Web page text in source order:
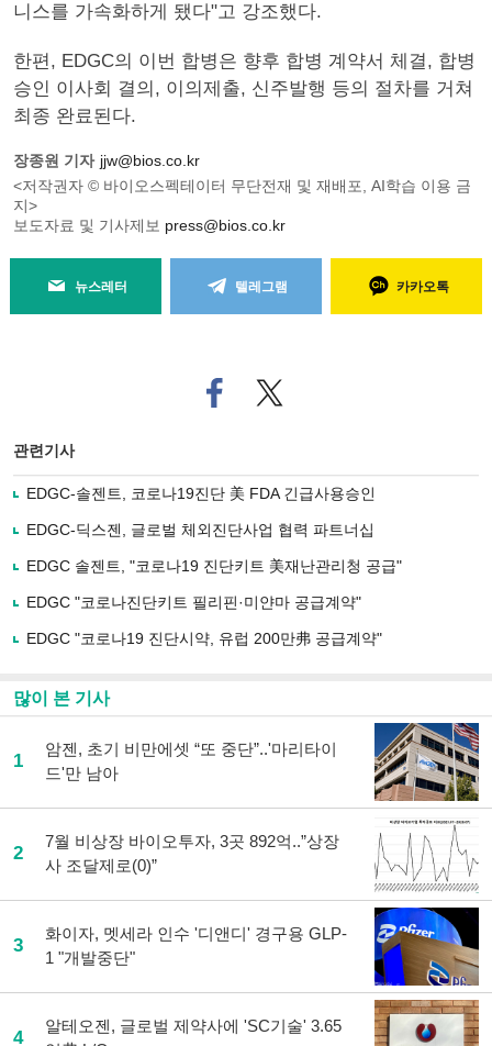
니스를 가속화하게 됐다"고 강조했다.
한편, EDGC의 이번 합병은 향후 합병 계약서 체결, 합병
승인 이사회 결의, 이의제출, 신주발행 등의 절차를 거쳐
최종 완료된다.
장종원 기자 jjw@bios.co.kr
<저작권자 © 바이오스펙테이터 무단전재 및 재배포, AI학습 이용 금
지>
보도자료 및 기사제보 press@bios.co.kr
뉴스레터 텔레그램 카카오톡
페
이
로
기
사
유
기
트위
터로
관련기사
EDGC-솔젠트, 코로나19진단 美 FDA 긴급사용승인
EDGC-딕스젠, 글로벌 체외진단사업 협력 파트너십
EDGC 솔젠트, "코로나19 진단키트 美재난관리청 공급"
EDGC "코로나진단키트 필리핀·미얀마 공급계약"
EDGC "코로나19 진단시약, 유럽 200만弗 공급계약"
많이 본 기사
1
암젠, 초기 비만에셋 “또 중단”..'마리타이
드'만 남아
2
7월 비상장 바이오투자, 3곳 892억..”상장
사 조달제로(0)”
3
화이자, 멧세라 인수 '디앤디' 경구용 GLP-
1 "개발중단"
4
알테오젠, 글로벌 제약사에 'SC기술' 3.65